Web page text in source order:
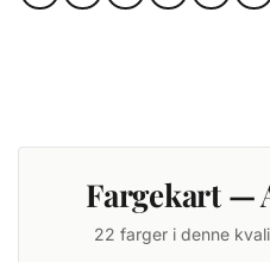
Fargekart —
22 farger i denne